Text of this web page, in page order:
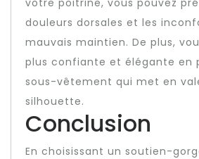
votre poitrine, vous pouvez
douleurs dorsales et les
mauvais maintien. De plus,
plus confiante et élégante en
sous-vêtement qui met en
silhouette.
Conclusion
En choisissant un soutien-